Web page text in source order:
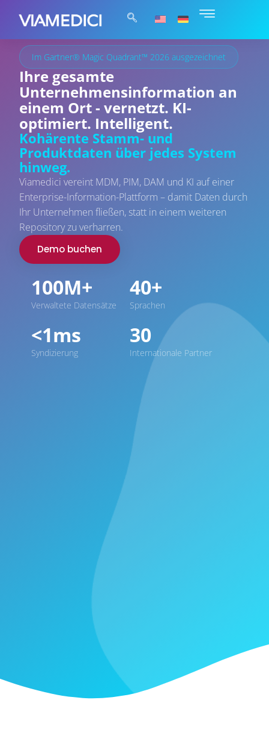
Im Gartner® Magic Quadrant™ 2026 ausgezeichnet
Ihre gesamte
Unternehmensinformation an
einem Ort - vernetzt. KI-
optimiert. Intelligent.
Kohärente Stamm- und
Produktdaten über jedes System
hinweg.
Viamedici vereint MDM, PIM, DAM und KI auf einer
Enterprise-Information-Plattform – damit Daten durch
Ihr Unternehmen fließen, statt in einem weiteren
Repository zu verharren.
Demo buchen
100M+
Verwaltete Datensätze
40+
Sprachen
<1ms
Syndizierung
30
Internationale Partner